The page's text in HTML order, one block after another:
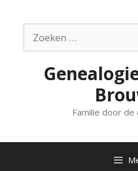
inhoudnaar:
Familie door de